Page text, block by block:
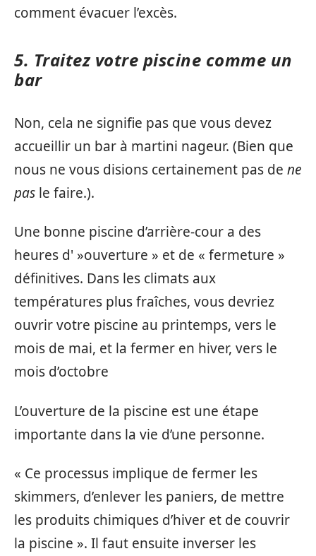
comment évacuer l’excès.
5. Traitez votre piscine comme un
bar
Non, cela ne signifie pas que vous devez
accueillir un bar à martini nageur. (Bien que
nous ne vous disions certainement pas de ne
pas le faire.).
Une bonne piscine d’arrière-cour a des
heures d' »ouverture » et de « fermeture »
définitives. Dans les climats aux
températures plus fraîches, vous devriez
ouvrir votre piscine au printemps, vers le
mois de mai, et la fermer en hiver, vers le
mois d’octobre
L’ouverture de la piscine est une étape
importante dans la vie d’une personne.
« Ce processus implique de fermer les
skimmers, d’enlever les paniers, de mettre
les produits chimiques d’hiver et de couvrir
la piscine ». Il faut ensuite inverser les